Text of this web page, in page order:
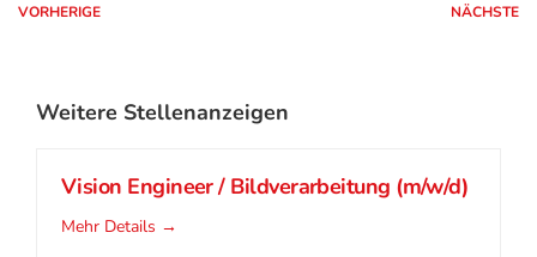
VORHERIGE NÄCHSTE
Weitere Stellenanzeigen
Vision Engineer / Bildverarbeitung (m/w/d)
Mehr Details